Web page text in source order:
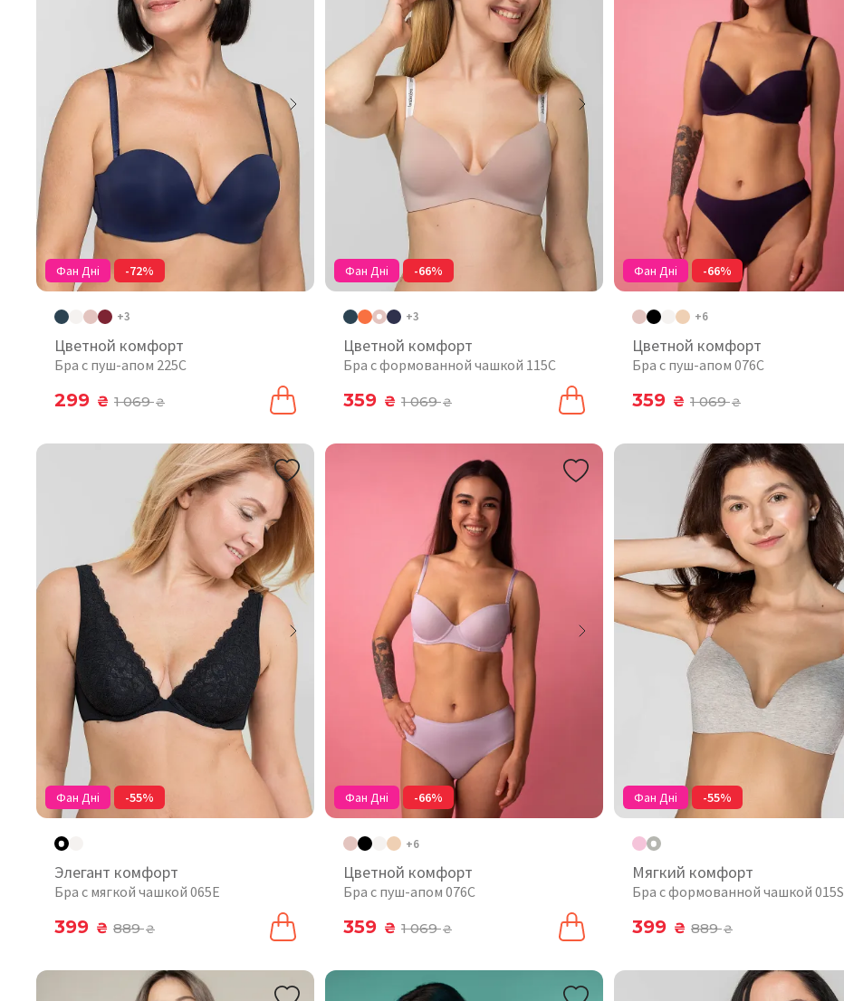
Фан Дні -72%
+3
Цветной комфорт
Бра с пуш-апом 225C
299 ₴ 1 069₴
Фан Дні -66%
+3
Цветной комфорт
Бра с формованной чашкой 115C
359 ₴ 1 069₴
Фан Дні -66%
+6
Цветной комфорт
Бра с пуш-апом 076C
359 ₴ 1 069₴
Фан Дні -55%
Элегант комфорт
Бра с мягкой чашкой 065E
399 ₴ 889₴
Фан Дні -66%
+6
Цветной комфорт
Бра с пуш-апом 076C
359 ₴ 1 069₴
Фан Дні -55%
Мягкий комфорт
Бра с формованной чашкой 015S
399 ₴ 889₴